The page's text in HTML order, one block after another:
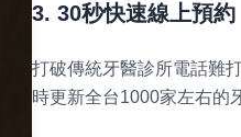
3. 30秒快速線上預約
打破傳統牙醫診所電話難
時更新全台1000家左右的